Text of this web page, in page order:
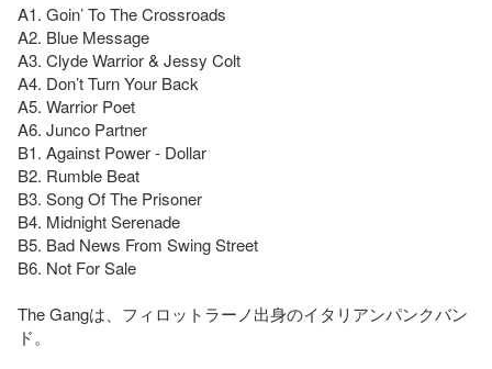
A1. Goin’ To The Crossroads
A2. Blue Message
A3. Clyde Warrior & Jessy Colt
A4. Don’t Turn Your Back
A5. Warrior Poet
A6. Junco Partner
B1. Against Power - Dollar
B2. Rumble Beat
B3. Song Of The Prisoner
B4. Midnight Serenade
B5. Bad News From Swing Street
B6. Not For Sale
The Gangは、フィロットラーノ出身のイタリアンパンクバン
ド。